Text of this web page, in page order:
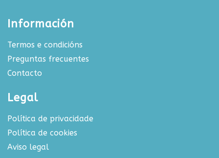
Información
Termos e condicións
Preguntas frecuentes
Contacto
Legal
Política de privacidade
Política de cookies
Aviso legal